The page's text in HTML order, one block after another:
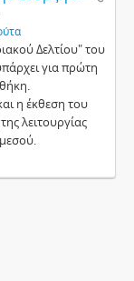
Δελτίου" του
για πρώτη
η έκθεση του
λειτουργίας